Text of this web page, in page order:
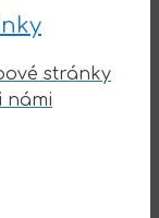
stránky
námi